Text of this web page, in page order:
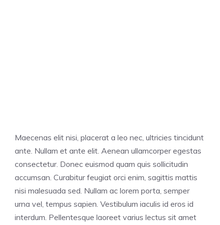
Maecenas elit nisi, placerat a leo nec, ultricies tincidunt
ante. Nullam et ante elit. Aenean ullamcorper egestas
consectetur. Donec euismod quam quis sollicitudin
accumsan. Curabitur feugiat orci enim, sagittis mattis
nisi malesuada sed. Nullam ac lorem porta, semper
urna vel, tempus sapien. Vestibulum iaculis id eros id
interdum. Pellentesque laoreet varius lectus sit amet